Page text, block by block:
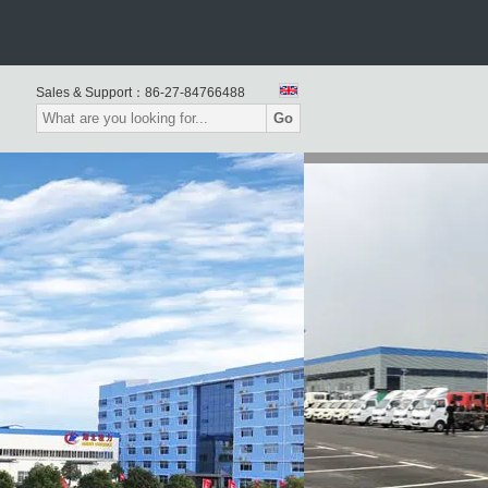
Sales & Support： 86-27-84766488
Go
ईंधन देने वाला ट्रक